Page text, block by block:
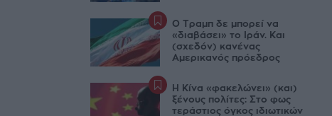
Ο Τραμπ δε μπορεί να
«διαβάσει» το Ιράν. Και
(σχεδόν) κανένας
Αμερικανός πρόεδρος
Η Κίνα «φακελώνει» (και)
ξένους πολίτες: Στο φως
τεράστιος όγκος ιδιωτικών